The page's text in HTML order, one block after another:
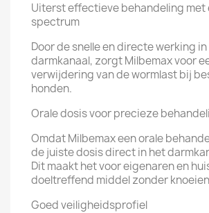
Uiterst effectieve behandeling met
spectrum
Door de snelle en directe werking
darmkanaal, zorgt Milbemax voor
verwijdering van de wormlast bij
honden.
Orale dosis voor precieze
Omdat Milbemax een orale
de juiste dosis direct in het
Dit maakt het voor eigenaren en
doeltreffend middel zonder
Goed veiligheidsprofiel